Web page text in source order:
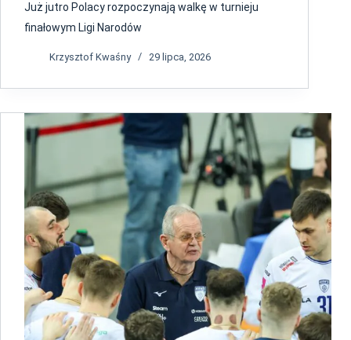
Już jutro Polacy rozpoczynają walkę w turnieju
finałowym Ligi Narodów
Krzysztof Kwaśny 29 lipca, 2026